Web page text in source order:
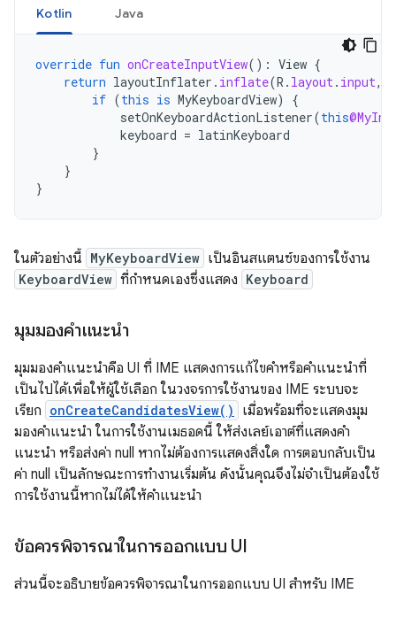
Kotlin Java
override fun onCreateInputView(): View {
return layoutInflater . inflate(R . layout . input,
if (this is MyKeyboardView)
{
setOnKeyboardActionListener(this
keyboard = latinKeyboard
}
}
}
ในตัวอย่างนี้ MyKeyboardView เป็นอินสแตนซ์ของการใช้งาน
KeyboardView ที่กำหนดเองซึ่งแสดง Keyboard
มุมมองคำแนะนำ
มุมมองคำแนะนำคือ UI ที่ IME แสดงการแก้ไขคำหรือคำแนะนำที่
เป็นไปได้เพื่อให้ผู้ใช้เลือก ในวงจรการใช้งานของ IME ระบบจะ
เรียก onCreateCandidatesView()
เมื่อพร้อมที่จะแสดงมุม
มองคำแนะนำ ในการใช้งานเมธอดนี้ ให้ส่งเลย์เอาต์ที่แสดงคำ
แนะนำ หรือส่งค่า null หากไม่ต้องการแสดงสิ่งใด การตอบกลับเป็น
ค่า null เป็นลักษณะการทำงานเริ่มต้น ดังนั้นคุณจึงไม่จำเป็นต้องใช้
การใช้งานนี้หากไม่ได้ให้คำแนะนำ
ข้อควรพิจารณาในการออกแบบ UI
ส่วนนี้จะอธิบายข้อควรพิจารณาในการออกแบบ UI สำหรับ IME